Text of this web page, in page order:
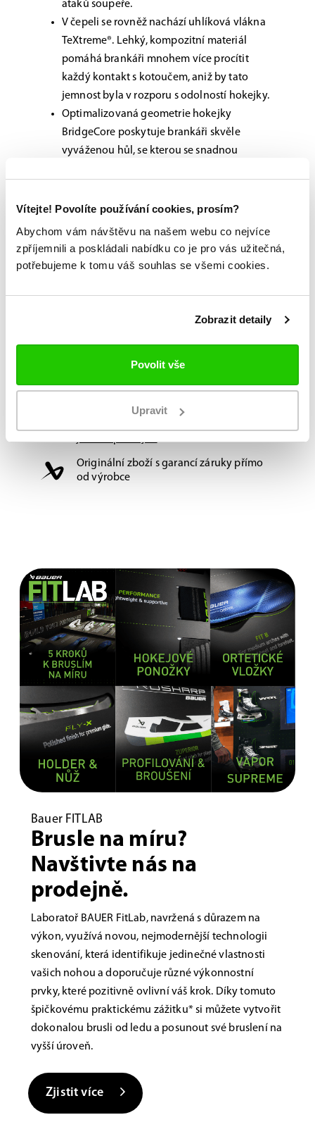
Vítejte! Povolíte používání cookies, prosím?
Abychom vám návštěvu na našem webu co nejvíce
zpříjemnili a poskládali nabídku co je pro vás užitečná,
potřebujeme k tomu váš souhlas se všemi cookies.
Zobrazit detaily
Povolit vše
Upravit
ataků soupeře.
V čepeli se rovněž nachází uhlíková vlákna
TeXtreme®. Lehký, kompozitní materiál
pomáhá brankáři mnohem více procítit
každý kontakt s kotoučem, aniž by tato
jemnost byla v rozporu s odolností hokejky.
Optimalizovaná geometrie hokejky
BridgeCore poskytuje brankáři skvěle
vyváženou hůl, se kterou se snadnou
Brankářská hokejka pro
všechny výkonnostní úrovně
Nová brankářská hokejka M50 PRO je klasickým
poloprofesionálů i amatérů. Ocení ji každý
Originální zboží s garancí záruky přímo
od výrobce
Bauer FITLAB
Brusle na míru?
Navštivte nás na
prodejně.
Laboratoř BAUER FitLab, navržená s důrazem na
výkon, využívá novou, nejmodernější technologii
skenování, která identifikuje jedinečné vlastnosti
vašich nohou a doporučuje různé výkonnostní
prvky, které pozitivně ovlivní váš krok. Díky tomuto
špičkovému praktickému zážitku* si můžete vytvořit
dokonalou brusli od ledu a posunout své bruslení na
vyšší úroveň.
Zjistit více